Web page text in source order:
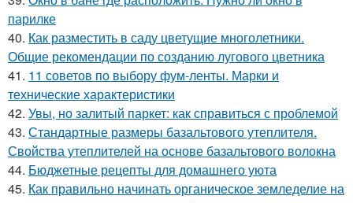
парилке
40. Как разместить в саду цветущие многолетники.
Общие рекомендации по созданию лугового цветника
41. 11 советов по выбору фум-ленты. Марки и
технические характеристики
42. Увы, но залитый паркет: как справиться с проблемой
43. Стандартные размеры базальтового утеплителя.
Свойства утеплителей на основе базальтового волокна
44. Бюджетные рецепты для домашнего уюта
45. Как правильно начинать органическое земледелие на